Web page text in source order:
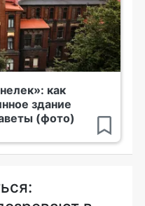
как
здание
(фото)